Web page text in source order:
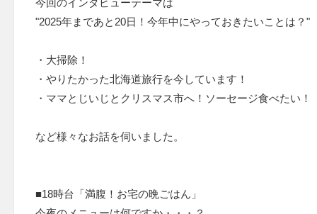
今回のインタビューテーマは
"2025年まであと20日！今年中にやっておきたいことは？"
・大掃除！
・やりたかった北海道旅行を今しています！
・ママとじいじとクリスマス市へ！ソーセージ食べたい！
など様々なお話を伺いました。
■18時台「満腹！お宅の晩ごはん」